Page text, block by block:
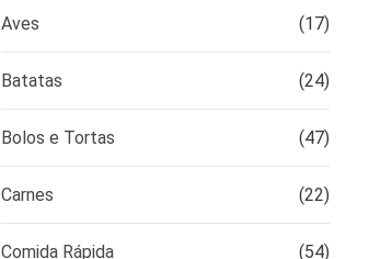
Aves (17)
Batatas (24)
Bolos e Tortas (47)
Carnes (22)
Comida Rápida (54)